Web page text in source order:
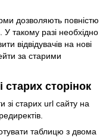
дозволяють повністю
У такому разі необхідно
відвідувачів на нові
за старими
старих сторінок
зі старих url сайту на
таблицю з двома